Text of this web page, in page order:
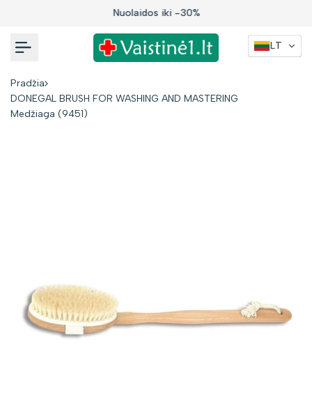
Nuolaidos iki -30%
Pradžia
DONEGAL BRUSH FOR WASHING AND MASTERING
Medžiaga (9451)
LT